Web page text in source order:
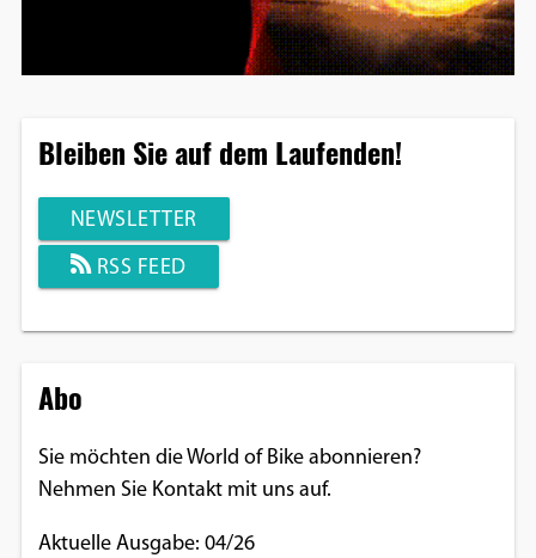
Bleiben Sie auf dem Laufenden!
NEWSLETTER
RSS FEED
Abo
Sie möchten die World of Bike abonnieren?
Nehmen Sie Kontakt mit uns auf.
Aktuelle Ausgabe: 04/26